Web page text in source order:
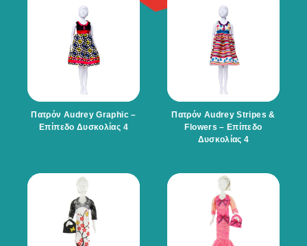
Πατρόν Audrey Graphic –
Επίπεδο Δυσκολίας 4
Πατρόν Audrey Stripes &
Flowers – Επίπεδο
Δυσκολίας 4